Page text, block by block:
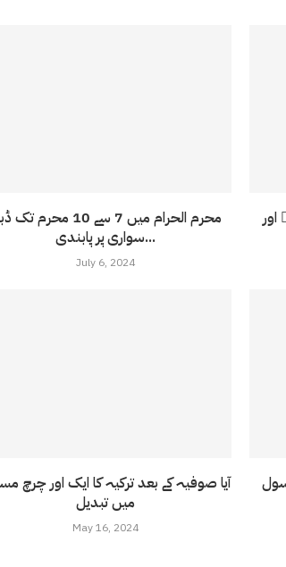
محرم الحرام میں 7 سے 10 محرم
سواری پر پابندی...
July 6, 2024
آیا صوفیہ کے بعد ترکیہ کا ایک اور چرچ
میں تبدیل
May 16, 2024